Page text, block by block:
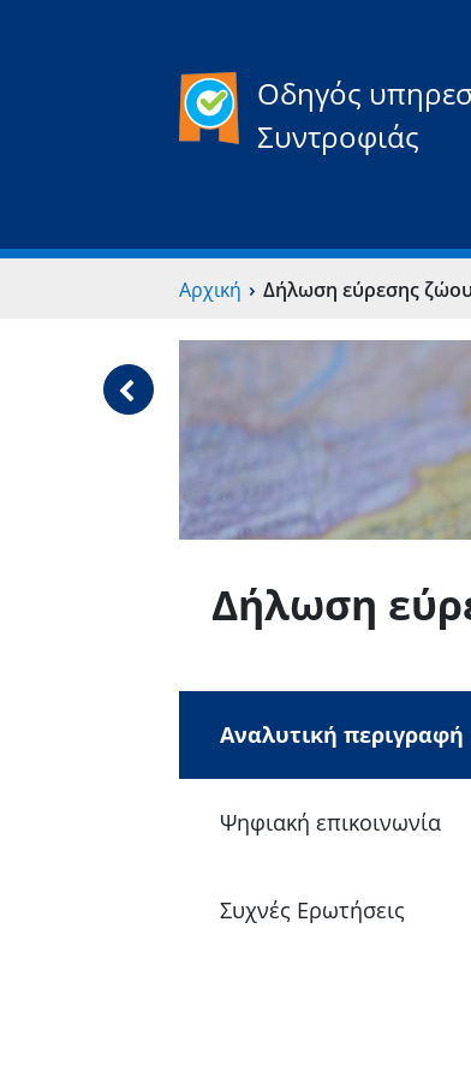
Οδηγός
Συντροφιάς
Αρχική › Δήλωση εύρεσης
Δήλωση
Αναλυτική περιγραφή
Ψηφιακή επικοινωνία
Συχνές Ερωτήσεις